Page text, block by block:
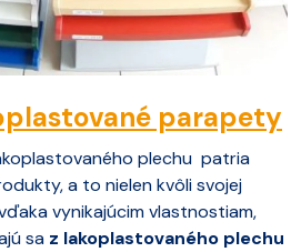
parapety
plechu patria
a to nielen kvôli svojej
vynikajúcim vlastnostiam,
sa z lakoplastovaného plechu